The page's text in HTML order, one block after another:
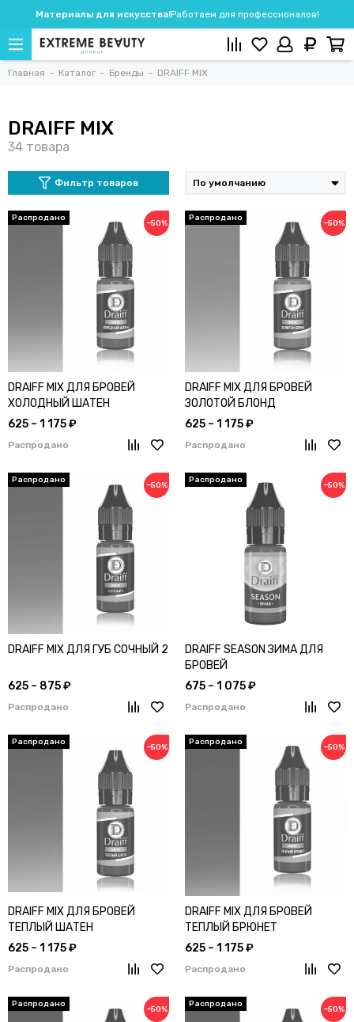
Материалы для искусства!Работаем для профессионалов!
Главная Каталог Бренды DRAIFF MIX
DRAIFF MIX
Фильтр товаров
−50%
DRAIFF MIX ДЛЯ БРОВЕЙ
ХОЛОДНЫЙ ШАТЕН
625 – 1 175 ₽
Распродано
−50%
DRAIFF MIX ДЛЯ БРОВЕЙ
ЗОЛОТОЙ БЛОНД
625 – 1 175 ₽
Распродано
−50%
DRAIFF MIX ДЛЯ ГУБ СОЧНЫЙ 2
625 – 875 ₽
Распродано
−50%
DRAIFF SEASON ЗИМА ДЛЯ
БРОВЕЙ
675 – 1 075 ₽
Распродано
−50%
DRAIFF MIX ДЛЯ БРОВЕЙ
ТЕПЛЫЙ ШАТЕН
625 – 1 175 ₽
Распродано
−50%
DRAIFF MIX ДЛЯ БРОВЕЙ
ТЕПЛЫЙ БРЮНЕТ
625 – 1 175 ₽
Распродано
−50% −50%